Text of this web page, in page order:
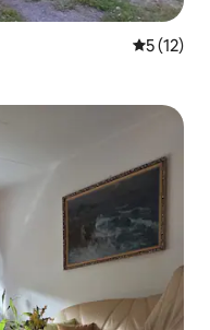
5 de uma
5 (12)